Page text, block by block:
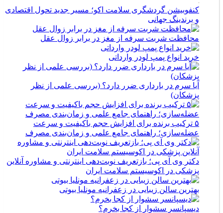
کنفوبیشن گردشگری سلامت اکو؛ مسیر جدید تحول اقتصادی
و برندینگ جهانی
محافظت شربت سرفه از مغز در برابر زوال عقل
خرید انواع پمپ لودر وارداتی
آیا سرم در بارداری ضرر دارد؟ (بررسی علمی از نظر
پزشکان)
۵ ترکیب برنده برای افزایش حجم باکیفیت و سرعت
عضله‌سازی؛ راهنمای جامع علمی و زمان‌بندی مصرف
دکتر وی آی پی؛ بازتعریف نوبت‌دهی اینترنتی و مشاوره آنلاین
پزشکی در اکوسیستم سلامت ایران
بهترین سالن زیبایی در زعفرانیه مونلیا بیوتی
دیسپانسر سشوار از کجا بخرم؟